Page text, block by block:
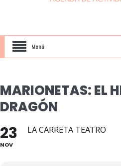
Menú
MARIONETAS: EL
DRAGÓN
23
NOV
LA CARRETA TEATRO